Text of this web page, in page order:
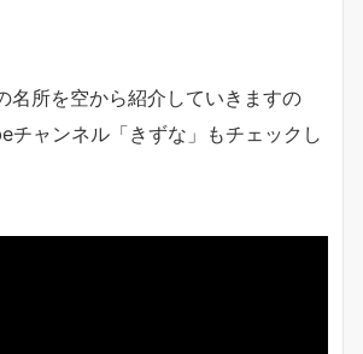
名所を空から紹介していきますの
チャンネル「きずな」もチェックし